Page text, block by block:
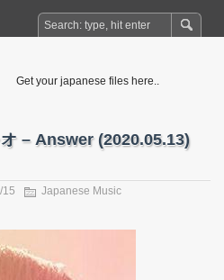
Get your japanese files here..
– Answer (2020.05.13)
15 Japanese Music